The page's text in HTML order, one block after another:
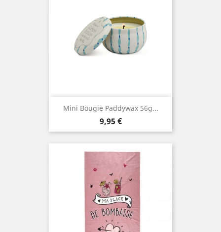
Mini Bougie Paddywax 56g...
Prix
9,95 €